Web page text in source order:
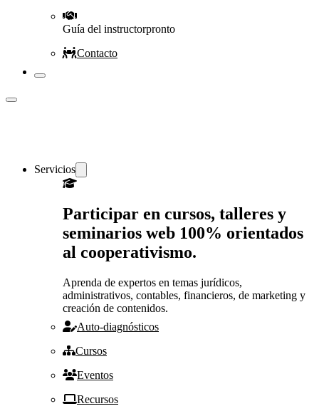
Guía del instructorpronto
Contacto
Servicios
Participar en cursos, talleres y
seminarios web 100% orientados
al cooperativismo.
Aprenda de expertos en temas jurídicos,
administrativos, contables, financieros, de marketing y
creación de contenidos.
Auto-diagnósticos
Cursos
Eventos
Recursos